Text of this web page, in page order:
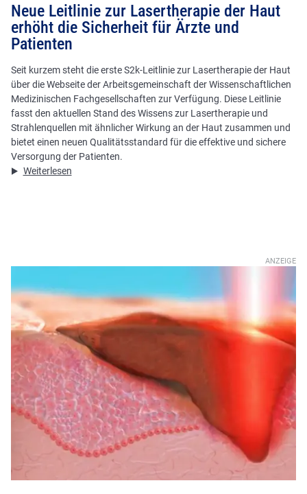
Neue Leitlinie zur Lasertherapie der Haut
erhöht die Sicherheit für Ärzte und
Patienten
Seit kurzem steht die erste S2k-Leitlinie zur Lasertherapie der Haut
über die Webseite der Arbeitsgemeinschaft der Wissenschaftlichen
Medizinischen Fachgesellschaften zur Verfügung. Diese Leitlinie
fasst den aktuellen Stand des Wissens zur Lasertherapie und
Strahlenquellen mit ähnlicher Wirkung an der Haut zusammen und
bietet einen neuen Qualitätsstandard für die effektive und sichere
Versorgung der Patienten.
Weiterlesen